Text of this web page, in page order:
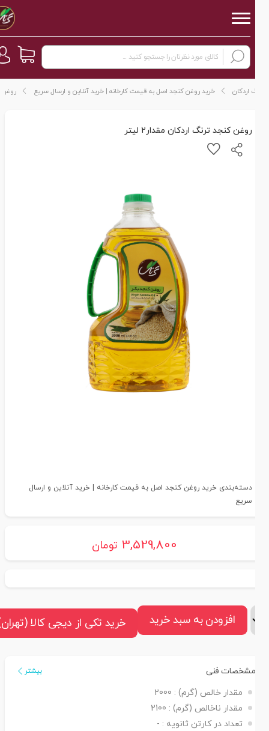
اردکان خرید روغن کنجد اصل به قیمت کارخانه | خرید آنلاین و ارسال سریع روغن کنجد
روغن کنجد ترنگ اردکان مقدار2 لیتر
دسته‌بندی خرید روغن کنجد اصل به قیمت کارخانه | خرید آنلاین و ارسال
سریع
3,529,800 تومان
افزودن به سبد خرید خرید تکی از دیجی کالا (تهران)
مشخصات فنی بیشتر
مقدار خالص (گرم) : 2000
مقدار ناخالص (گرم) : 2100
تعداد در کارتن ثانویه : -